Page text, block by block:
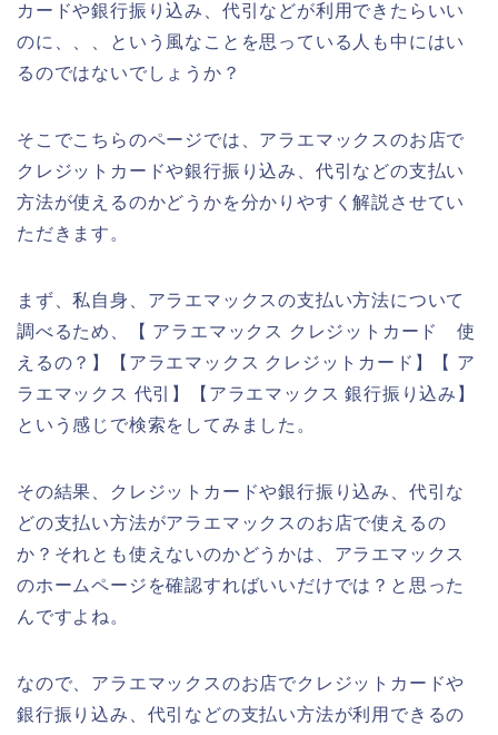
カードや銀行振り込み、代引などが利用できたらいい
のに、、、という風なことを思っている人も中にはい
るのではないでしょうか？
そこでこちらのページでは、アラエマックスのお店で
クレジットカードや銀行振り込み、代引などの支払い
方法が使えるのかどうかを分かりやすく解説させてい
ただきます。
まず、私自身、アラエマックスの支払い方法について
調べるため、【 アラエマックス クレジットカード 使
えるの？】【アラエマックス クレジットカード】【 ア
ラエマックス 代引】【アラエマックス 銀行振り込み】
という感じで検索をしてみました。
その結果、クレジットカードや銀行振り込み、代引な
どの支払い方法がアラエマックスのお店で使えるの
か？それとも使えないのかどうかは、アラエマックス
のホームページを確認すればいいだけでは？と思った
んですよね。
なので、アラエマックスのお店でクレジットカードや
銀行振り込み、代引などの支払い方法が利用できるの